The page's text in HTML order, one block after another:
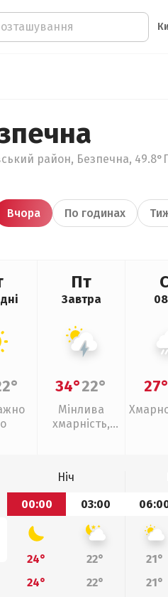
район, Безпечна,
Вчора По годинах
Пт
Завтра
34°22°
Мінлива
хмарність,
27°
Ніч
00:00
03:00
24° 22° 21°
24°
22° 21°